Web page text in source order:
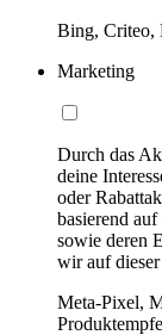
Bing, Criteo,
Marketing
Durch das
deine
oder
basierend
sowie deren
wir auf
Meta-Pixel,